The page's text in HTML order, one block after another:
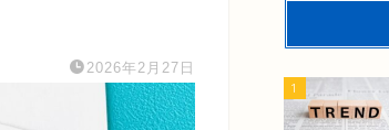
2026年2月27日
1